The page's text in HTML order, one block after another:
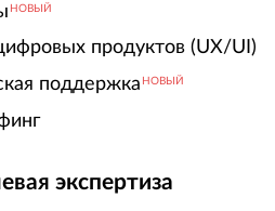
НОВЫЙ
продуктов (UX/UI)
поддержка НОВЫЙ
экспертиза